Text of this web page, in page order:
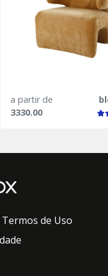
a partir de
3330.00
Termos de Uso